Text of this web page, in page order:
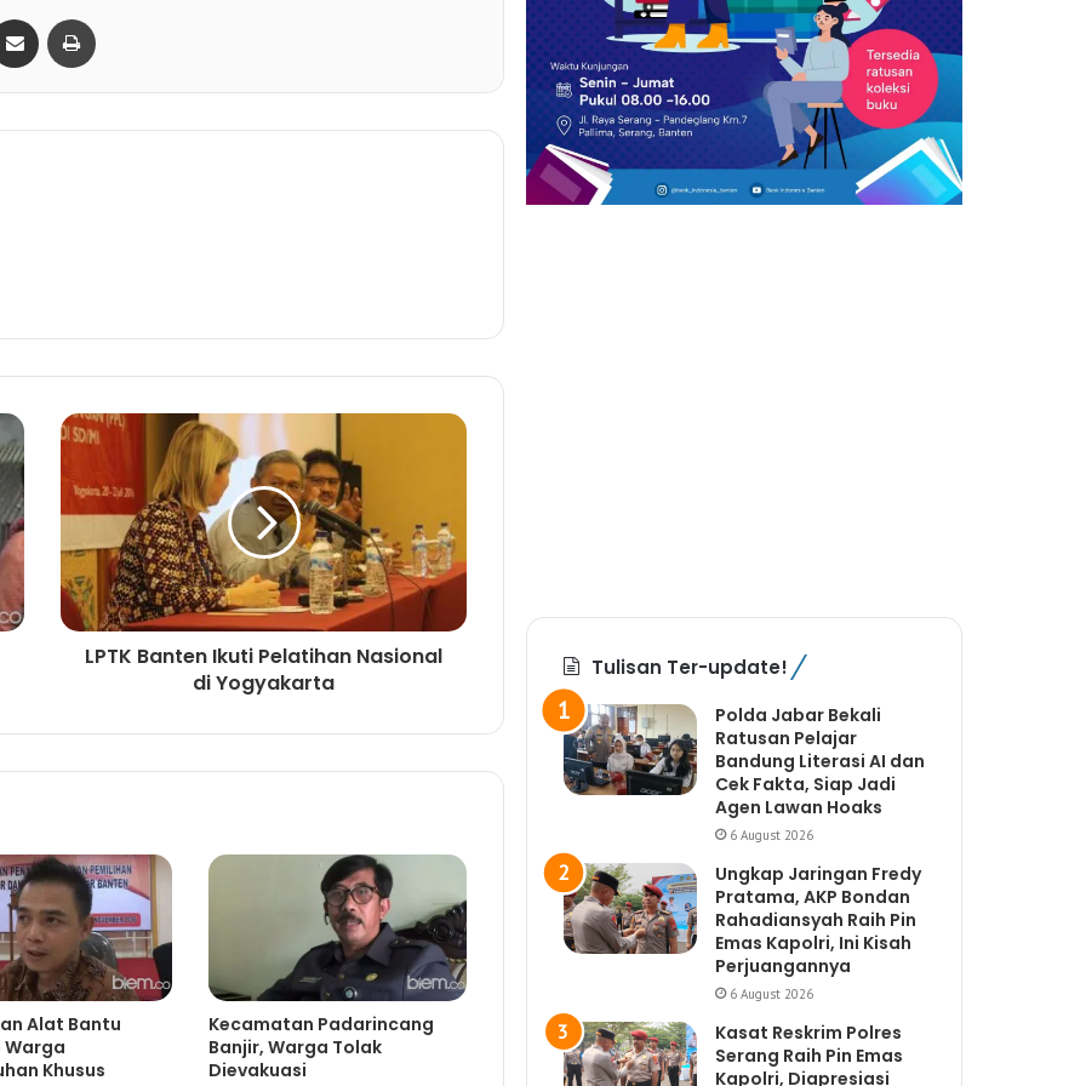
LPTK Banten Ikuti Pelatihan Nasional
di Yogyakarta
Alat Bantu
Warga
Khusus
Kecamatan Padarincang
Banjir, Warga Tolak
Dievakuasi
Tulisan Ter-update!
Polda Jabar Bekali
Ratusan Pelajar
Bandung Literasi AI dan
Cek Fakta, Siap Jadi
Agen Lawan Hoaks
6 August 2026
Ungkap Jaringan Fredy
Pratama, AKP Bondan
Rahadiansyah Raih Pin
Emas Kapolri, Ini Kisah
Perjuangannya
6 August 2026
Kasat Reskrim Polres
Serang Raih Pin Emas
Kapolri, Diapresiasi